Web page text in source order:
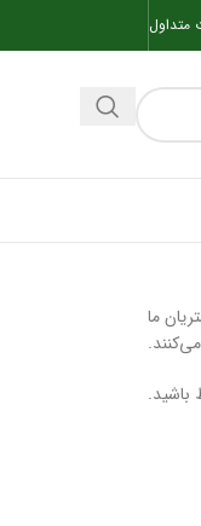
متداول
ما
باشید.